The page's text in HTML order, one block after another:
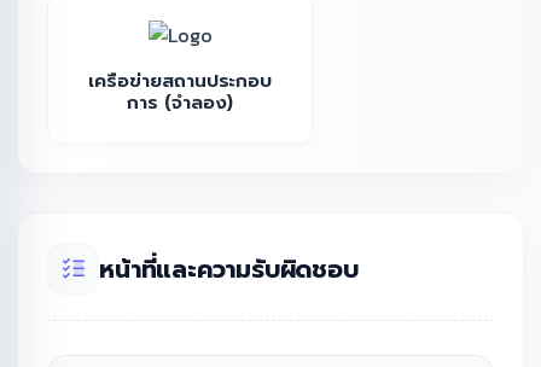
เครือข่ายสถานประกอบ
การ (จำลอง)
หน้าที่และความรับผิดชอบ